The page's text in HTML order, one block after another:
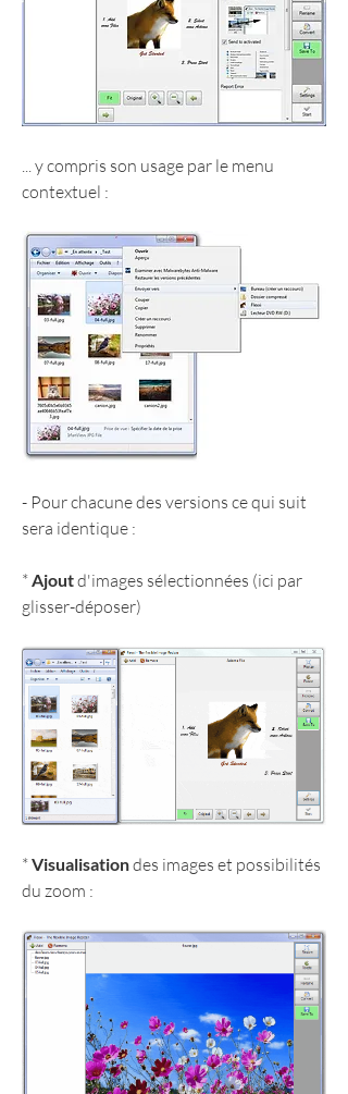
... y compris son usage par le menu
contextuel :
- Pour chacune des versions ce qui suit
sera identique :
* Ajout d'images sélectionnées (ici par
glisser-déposer)
* Visualisation des images et possibilités
du zoom :